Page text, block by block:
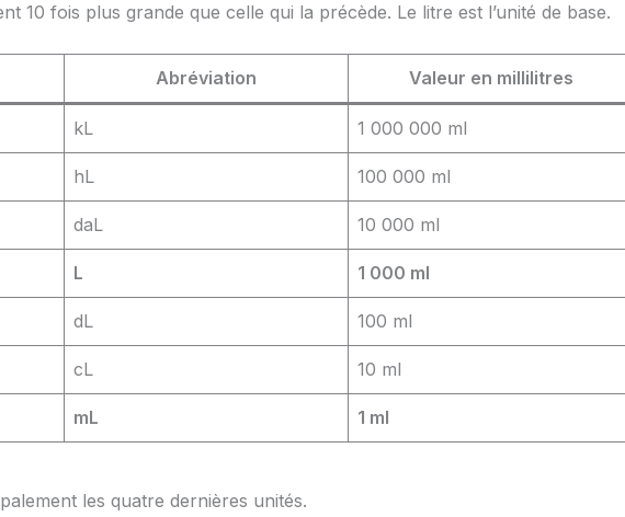
10 fois plus grande que celle qui la précède. Le litre est l’unité de base.
Abréviation Valeur en millilitres
kL 1 000 000 ml
hL 100 000 ml
daL 10 000 ml
L 1 000 ml
dL 100 ml
cL 10 ml
mL 1 ml
les quatre dernières unités.